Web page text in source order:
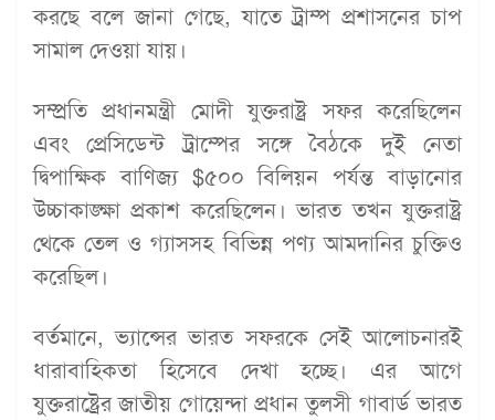
করছে বলে জানা গেছে, যাতে ট্রাম্প প্রশাসনের চাপ
সামাল দেওয়া যায়।
সম্প্রতি প্রধানমন্ত্রী মোদী যুক্তরাষ্ট্র সফর করেছিলেন
এবং প্রেসিডেন্ট ট্রাম্পের সঙ্গে বৈঠকে দুই নেতা
দ্বিপাক্ষিক বাণিজ্য $৫০০ বিলিয়ন পর্যন্ত বাড়ানোর
উচ্চাকাঙ্ক্ষা প্রকাশ করেছিলেন। ভারত তখন যুক্তরাষ্ট্র
থেকে তেল ও গ্যাসসহ বিভিন্ন পণ্য আমদানির চুক্তিও
করেছিল।
বর্তমানে, ভ্যান্সের ভারত সফরকে সেই আলোচনারই
ধারাবাহিকতা হিসেবে দেখা হচ্ছে। এর আগে
যুক্তরাষ্ট্রের জাতীয় গোয়েন্দা প্রধান তুলসী গাবার্ড ভারত